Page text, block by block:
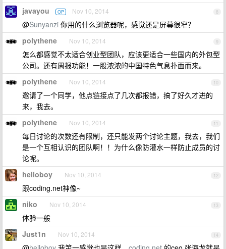
8
javayou OP Nov 10, 2014
@Sunyanzi 你用的什么浏览器呢，感觉还是屏幕很窄？
9
polythene Nov 10, 2014
怎么都感觉不太适合创业型团队，应该更适合一些国内的外包型
公司。还有周报功能！一股浓浓的中国特色气息扑面而来。
10
polythene Nov 10, 2014
邀请了一个同学，他点链接点了几次都报错，搞了好久才进的
来，我去。
11
polythene Nov 10, 2014
每日讨论的次数还有限制，还只能发两个讨论主题，我去，我们
是一个互相认识的团队啊！！为什么像防灌水一样防止成员的讨
论呢。
12
helloboy Nov 10, 2014
跟coding.net神像~
13
niko Nov 10, 2014
体验一般
14
Just1n Nov 10, 2014